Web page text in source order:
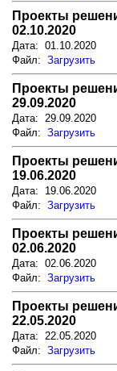
Проекты
02.10.2020
Дата: 01.10.2020
Файл: Загрузить
Проекты
29.09.2020
Дата: 29.09.2020
Файл: Загрузить
Проекты
19.06.2020
Дата: 19.06.2020
Файл: Загрузить
Проекты
02.06.2020
Дата: 02.06.2020
Файл: Загрузить
Проекты
22.05.2020
Дата: 22.05.2020
Файл: Загрузить